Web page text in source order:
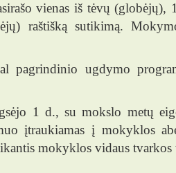
vienas iš tėvų (globėjų),
raštišką sutikimą.
pagrindinio ugdymo
1 d., su mokslo metų
įtraukiamas į mokyklos
mokyklos vidaus tvarkos